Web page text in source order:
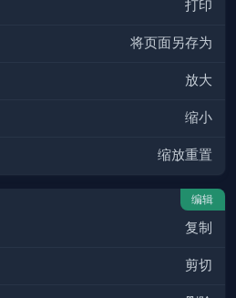
打印
将页面另存为
放大
缩小
缩放重置
编辑
复制
剪切